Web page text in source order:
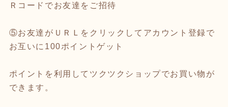
Ｒコードでお友達をご招待
⑤お友達がＵＲＬをクリックしてアカウント登録で
お互いに100ポイントゲット
ポイントを利用してツクツクショップでお買い物が
できます。